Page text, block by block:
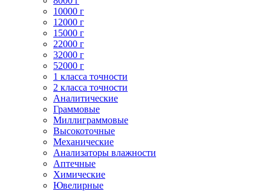
10000 г
12000 г
15000 г
22000 г
32000 г
52000 г
1 класса точности
2 класса точности
Аналитические
Граммовые
Миллиграммовые
Высокоточные
Механические
Анализаторы влажности
Аптечные
Химические
Ювелирные